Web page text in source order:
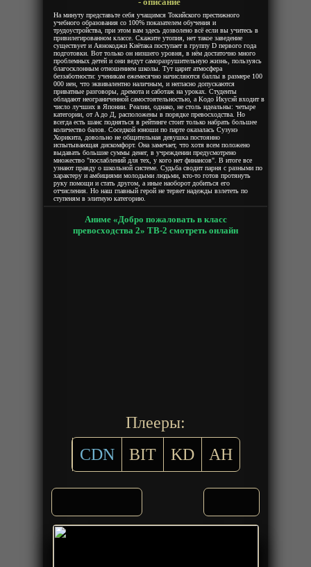
На минуту представьте себя учащимся Токийского престижного
учебного образования со 100% показателем обучения и
трудоустройства, при этом вам здесь дозволено всё если вы учитесь в
привилегированном классе. Скажите утопия, нет такое заведение
существует и Аянокоджи Киётака поступает в группу D первого года
подготовки. Вот только он низшего уровня, в нём достаточно много
проблемных детей и они ведут саморазрушительную жизнь, пользуясь
благосклонным отношением школы. Тут царит атмосфера
беззаботности: ученикам ежемесячно начисляются баллы в размере 100
000 иен, что эквивалентно наличным, и негласно допускаются
приватные разговоры, дремота и саботаж на уроках. Студенты
обладают неограниченной самостоятельностью, а Кодо Икусэй входит в
число лучших в Японии. Реалии, однако, не столь идеальны: четыре
категории, от A до Д, расположены в порядке превосходства. Но
всегда есть шанс подняться в рейтинге стоит только набрать большее
количество балов. Соседкой юноши по парте оказалась Сузунэ
Хорикита, довольно не общительная девушка постоянно
испытывающая дискомфорт. Она замечает, что хотя всем положено
выдавать большие суммы денег, в учреждении предусмотрено
множество "послаблений для тех, у кого нет финансов". В итоге все
узнают правду о школьной системе. Судьба сводит парня с разными по
характеру и амбициями молодыми людьми, кто-то готов протянуть
руку помощи и стать другом, а иные наоборот добиться его
отчисления. Но наш главный герой не теряет надежды взлететь по
ступеням в элитную категорию.
Аниме «Добро пожаловать в класс
превосходства 2» ТВ-2 смотреть онлайн
Плееры:
CDN
BIT KD AH